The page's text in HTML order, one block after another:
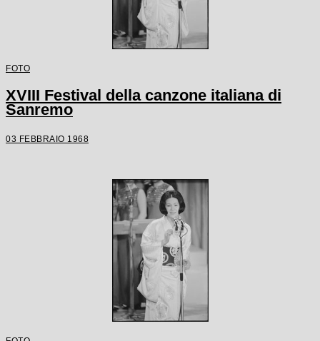
FOTO
XVIII Festival della canzone italiana di
Sanremo
03 FEBBRAIO 1968